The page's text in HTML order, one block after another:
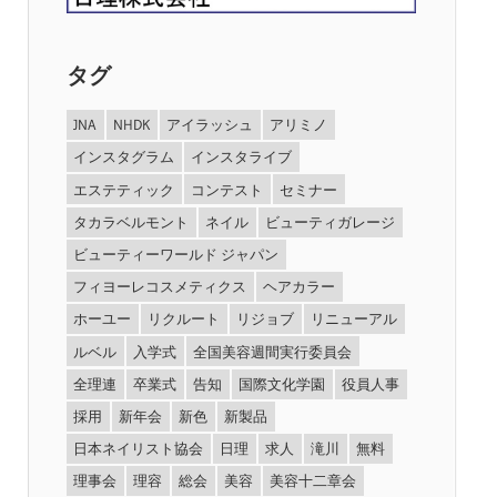
タグ
JNA NHDK アイラッシュ
アリミノ
インスタグラム
インスタライブ
エステティック
コンテスト
セミナー
タカラベルモント
ネイル
ビューティガレージ
ビューティーワールド ジャパン
フィヨーレコスメティクス
ヘアカラー
ホーユー
リクルート リジョブ
リニューアル
ルベル
入学式
全国美容週間実行委員会
全理連
卒業式 告知 国際文化学園
役員人事
採用
新年会 新色
新製品
日本ネイリスト協会
日理 求人 滝川
無料
理事会
理容 総会 美容 美容十二章会